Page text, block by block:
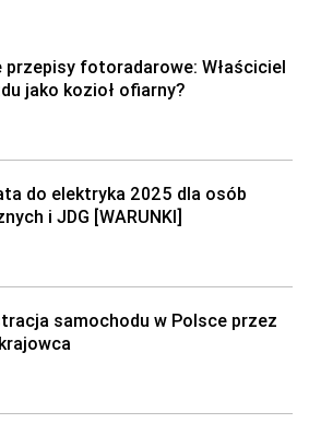
przepisy fotoradarowe: Właściciel
jako kozioł ofiarny?
do elektryka 2025 dla osób
i JDG [WARUNKI]
samochodu w Polsce przez